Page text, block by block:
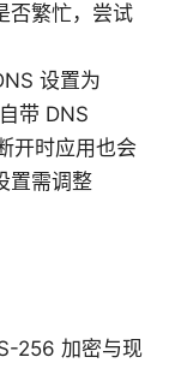
否繁忙，尝试
设置为
带 DNS
开时应用也会
置需调整
256 加密与现